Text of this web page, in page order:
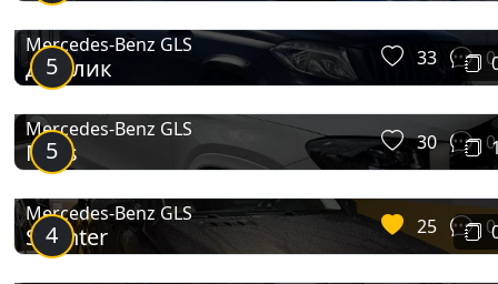
5
Mercedes-Benz GLS
Джилик 33 0
5
Mercedes-Benz GLS
Mers 30 0
4
Mercedes-Benz GLS
Sprinter 25 0